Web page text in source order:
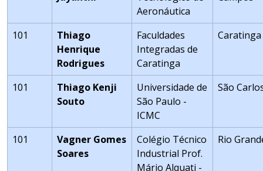
Aeronáutica
101
Thiago
Henrique
Rodrigues
Faculdades
Integradas de
Caratinga
Caratinga
101
Thiago Kenji
Souto
Universidade de
São Paulo -
ICMC
São
101
Vagner Gomes
Soares
Colégio Técnico
Industrial Prof.
Mário Alquati -
Rio